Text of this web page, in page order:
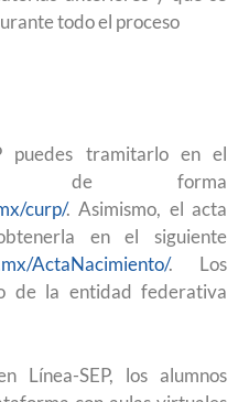
todo el proceso
puedes tramitarlo en el
de forma
curp/. Asimismo, el acta
en el siguiente
ActaNacimiento/. Los
de la entidad federativa
SEP, los alumnos